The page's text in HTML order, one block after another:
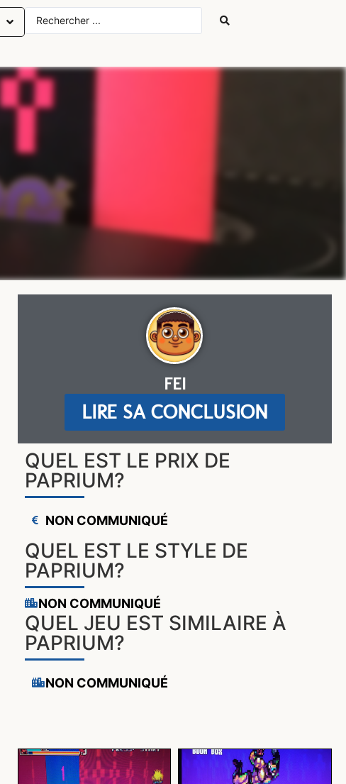
FEI
LIRE SA CONCLUSION
QUEL EST LE PRIX DE
PAPRIUM?
NON COMMUNIQUÉ
QUEL EST LE STYLE DE
PAPRIUM?
NON COMMUNIQUÉ
QUEL JEU EST SIMILAIRE À
PAPRIUM?
NON COMMUNIQUÉ